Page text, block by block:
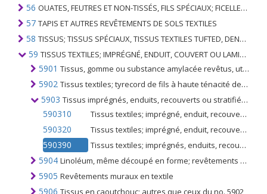
56 OUATES, FEUTRES ET NON-TISSÉS, FILS SPÉCIAUX; FICELLES, CORDES, CORDES, CÂBLES ET ARTICLES ASSOCIÉS
57 TAPIS ET AUTRES REVÊTEMENTS DE SOLS TEXTILES
58 TISSUS; TISSUS SPÉCIAUX, TISSUS TEXTILES TUFTED, DENTELLE, TAPISSERIES, GARNITURES, BRODERIES
59 TISSUS TEXTILES; IMPRÉGNÉ, ENDUIT, COUVERT OU LAMINÉ; ARTICLES TEXTILES D'UN TYPE ADAPTÉ À L'USAGE INDUSTRIEL
5901 Tissus, gomme ou substance amylacée revêtus, utilisés pour les couvertures de livres et similaires; tissu à tracer, toile de peinture préparée; bougran et tissus textiles rigides similaires utilisés pour la confection de chapeaux
5902 Tissus textiles; tyrecord de fils à haute ténacité de polyesters de nylon ou d'autres polyamides ou de rayonne viscose
5903 Tissus imprégnés, enduits, recouverts ou stratifiés avec des matières plastiques, autres que ceux du no. 5902
590310 Tissus textiles; imprégné, enduit, recouvert ou stratifié avec du poly (chlorure de vinyle)
590320 Tissus textiles; imprégné, enduit, recouvert ou stratifié avec du polyuréthane
590390 Tissus textiles; imprégnés, enduits, recouverts ou stratifiés avec des matières plastiques (à l'exclusion du polychlorure de vinyle, du polyuréthane et du n ° 5902)
5904 Linoléum, même découpé en forme; revêtements de sol consistant en un enduit ou un recouvrement appliqué sur un support textile, même découpé en forme
5905 Revêtements muraux en textile
5906 Tissus en caoutchouc; autres que ceux du no. 5902